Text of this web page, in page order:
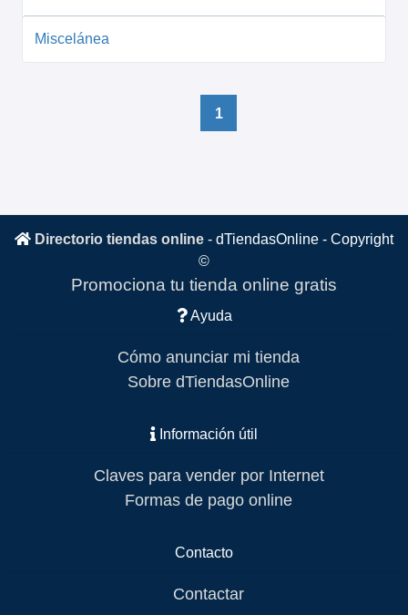
Miscelánea
1
Directorio tiendas online - dTiendasOnline - Copyright
©
Promociona tu tienda online gratis
Ayuda
Cómo anunciar mi tienda
Sobre dTiendasOnline
Información útil
Claves para vender por Internet
Formas de pago online
Contacto
Contactar